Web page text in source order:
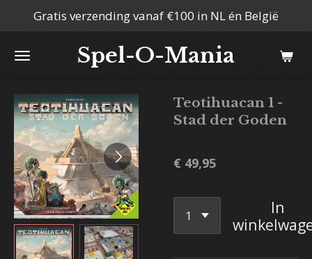
naar
hoofdinhoud
Spel-O-Mania
Gratis verzending vanaf €100 in NL én België
Teotihuacan 1 -
Stad der Goden
€ 49,95
In